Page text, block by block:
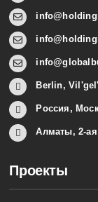
Berlin,
Россия,
Алматы, 2-ая
Проекты